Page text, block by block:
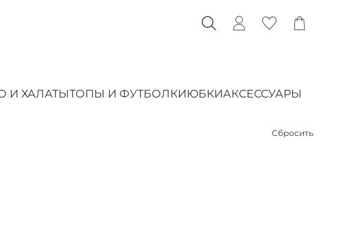
И ХАЛАТЫТОПЫ И ФУТБОЛКИЮБКИАКСЕССУАРЫ
Сбросить